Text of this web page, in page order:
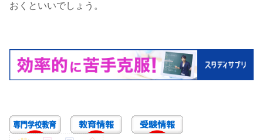
おくといいでしょう。